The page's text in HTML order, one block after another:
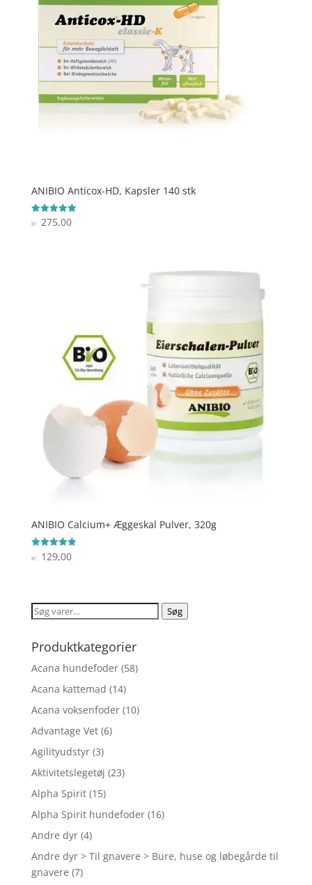
ANIBIO Anticox-HD, Kapsler 140 stk
Vurderet
5
kr.275,00
ANIBIO Calcium+ Æggeskal Pulver, 320g
Vurderet
4.9
kr. 129,00
Søg
Søg
Produktkategorier
Acana hundefoder (58)
Acana kattemad (14)
Acana voksenfoder (10)
Advantage Vet (6)
Agilityudstyr (3)
Aktivitetslegetøj (23)
Alpha Spirit (15)
Alpha Spirit hundefoder (16)
Andre dyr (4)
Andre dyr > Til gnavere > Bure, huse og løbegårde til
gnavere (7)